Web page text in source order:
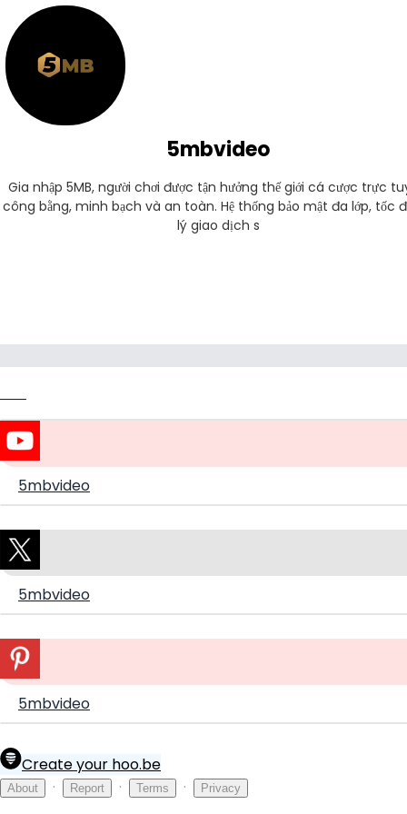
5mbvideo
Gia nhập 5MB, người chơi được tận hưởng thế giới cá cược trực
công bằng, minh bạch và an toàn. Hệ thống bảo mật đa lớp, tốc
lý giao dịch s
5mbvideo
5mbvideo
5mbvideo
Create your hoo.be
About · Report · Terms · Privacy